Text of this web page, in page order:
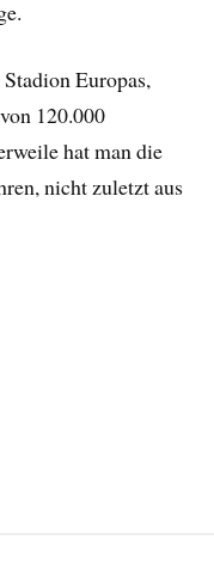
Europas,
120.000
hat man die
nicht zuletzt aus